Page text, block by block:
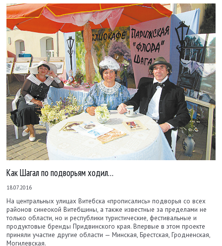
Как Шагал по подворьям ходил…
18.07.2016
На центральных улицах Витебска «прописались» подворья со всех
районов синеокой Витебщины, а также известные за пределами не
только области, но и республики туристические, фестивальные и
продуктовые бренды Придвинского края. Впервые в этом проекте
приняли участие другие области — Минская, Брестская, Гродненская,
Могилевская.